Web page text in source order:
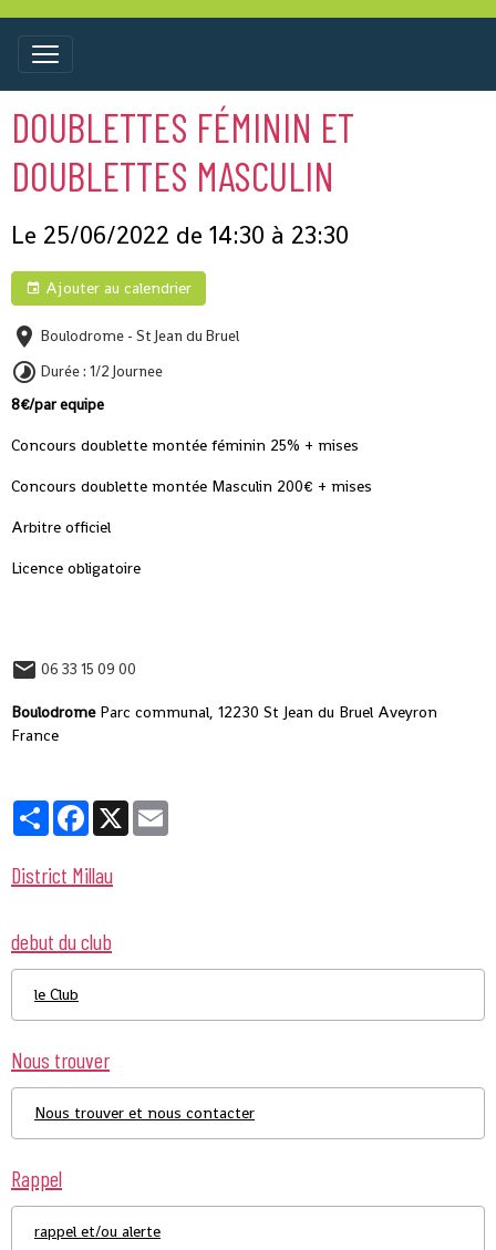
DOUBLETTES FÉMININ ET
DOUBLETTES MASCULIN
Le 25/06/2022 de 14:30 à 23:30
Ajouter au calendrier
Boulodrome - St Jean du Bruel
Durée : 1/2 Journee
8€/par equipe
Concours doublette montée féminin 25% + mises
Concours doublette montée Masculin 200€ + mises
Arbitre officiel
Licence obligatoire
06 33 15 09 00
BoulodromeParc communal, 12230 St Jean du Bruel Aveyron
France
PartagerFacebook
X
District Millau
debut du club
le Club
Nous trouver
Nous trouver et nous contacter
Rappel
rappel et/ou alerte